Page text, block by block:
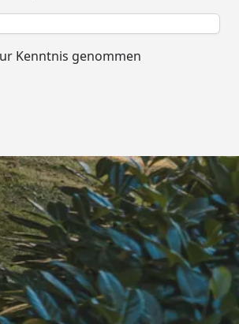
Kenntnis genommen